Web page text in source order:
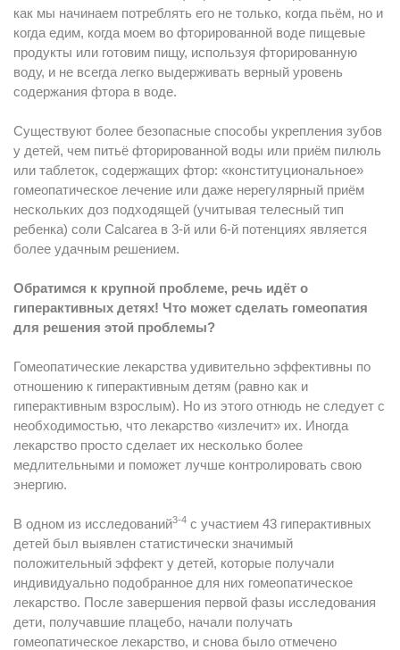
как мы начинаем потреблять его не только, когда пьём, но и
когда едим, когда моем во фторированной воде пищевые
продукты или готовим пищу, используя фторированную
воду, и не всегда легко выдерживать верный уровень
содержания фтора в воде.
Существуют более безопасные способы укрепления зубов
у детей, чем питьё фторированной воды или приём пилюль
или таблеток, содержащих фтор: «конституциональное»
гомеопатическое лечение или даже нерегулярный приём
нескольких доз подходящей (учитывая телесный тип
ребенка) соли Calcarea в 3-й или 6-й потенциях является
более удачным решением.
Обратимся к крупной проблеме, речь идёт о
гиперактивных детях! Что может сделать гомеопатия
для решения этой проблемы?
Гомеопатические лекарства удивительно эффективны по
отношению к гиперактивным детям (равно как и
гиперактивным взрослым). Но из этого отнюдь не следует с
необходимостью, что лекарство «излечит» их. Иногда
лекарство просто сделает их несколько более
медлительными и поможет лучше контролировать свою
энергию.
В одном из исследований3-4 с участием 43 гиперактивных
детей был выявлен статистически значимый
положительный эффект у детей, которые получали
индивидуально подобранное для них гомеопатическое
лекарство. После завершения первой фазы исследования
дети, получавшие плацебо, начали получать
гомеопатическое лекарство, и снова было отмечено